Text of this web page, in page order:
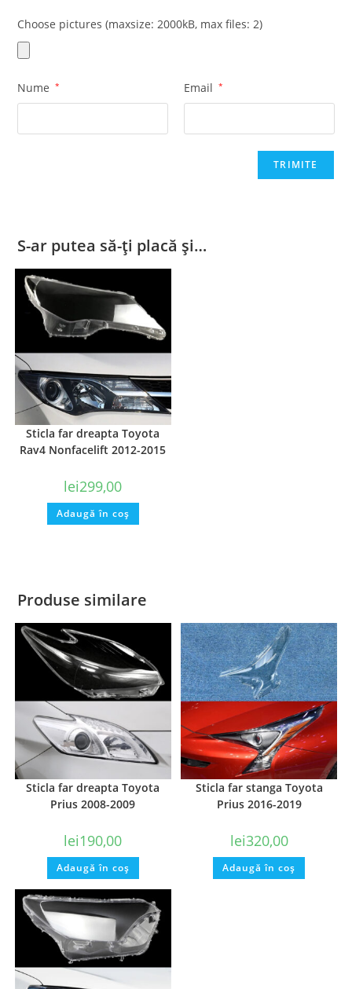
Choose pictures (maxsize: 2000kB, max files: 2)
Nume * Email *
S-ar putea să-ți placă și…
Sticla far dreapta Toyota
Rav4 Nonfacelift 2012-2015
lei299,00
Adaugă în coș
Produse similare
Sticla far dreapta Toyota
Prius 2008-2009
lei190,00
Adaugă în coș
Sticla far stanga Toyota
Prius 2016-2019
lei320,00
Adaugă în coș